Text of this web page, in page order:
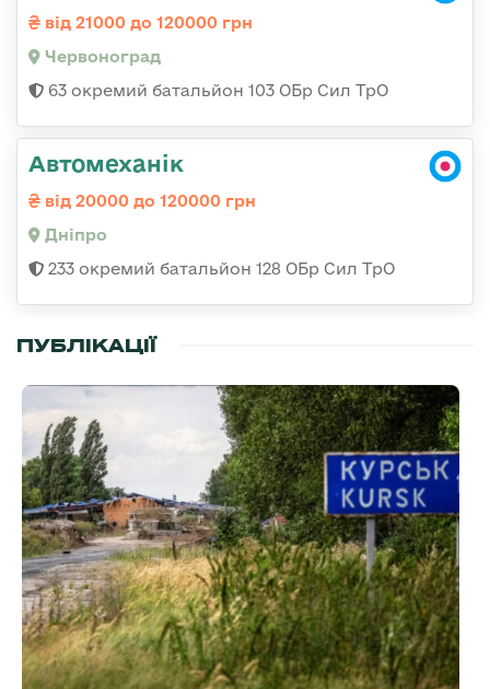
від 21000 до 120000 грн
Червоноград
63 окремий батальйон 103 ОБр Сил ТрО
Автомеханік
від 20000 до 120000 грн
Дніпро
233 окремий батальйон 128 ОБр Сил ТрО
ПУБЛІКАЦІЇ